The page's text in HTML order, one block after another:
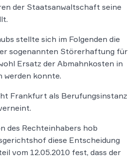
der Staatsanwaltschaft seine
stellte sich im Folgenden die
sogenannten Störerhaftung für
Ersatz der Abmahnkosten in
werden konnte.
Frankfurt als Berufungsinstanz
des Rechteinhabers hob
diese Entscheidung
vom 12.05.2010 fest, dass der